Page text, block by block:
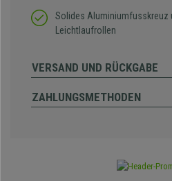
Solides Aluminiumfusskreuz
Leichtlaufrollen
VERSAND UND RÜCKGABE
ZAHLUNGSMETHODEN